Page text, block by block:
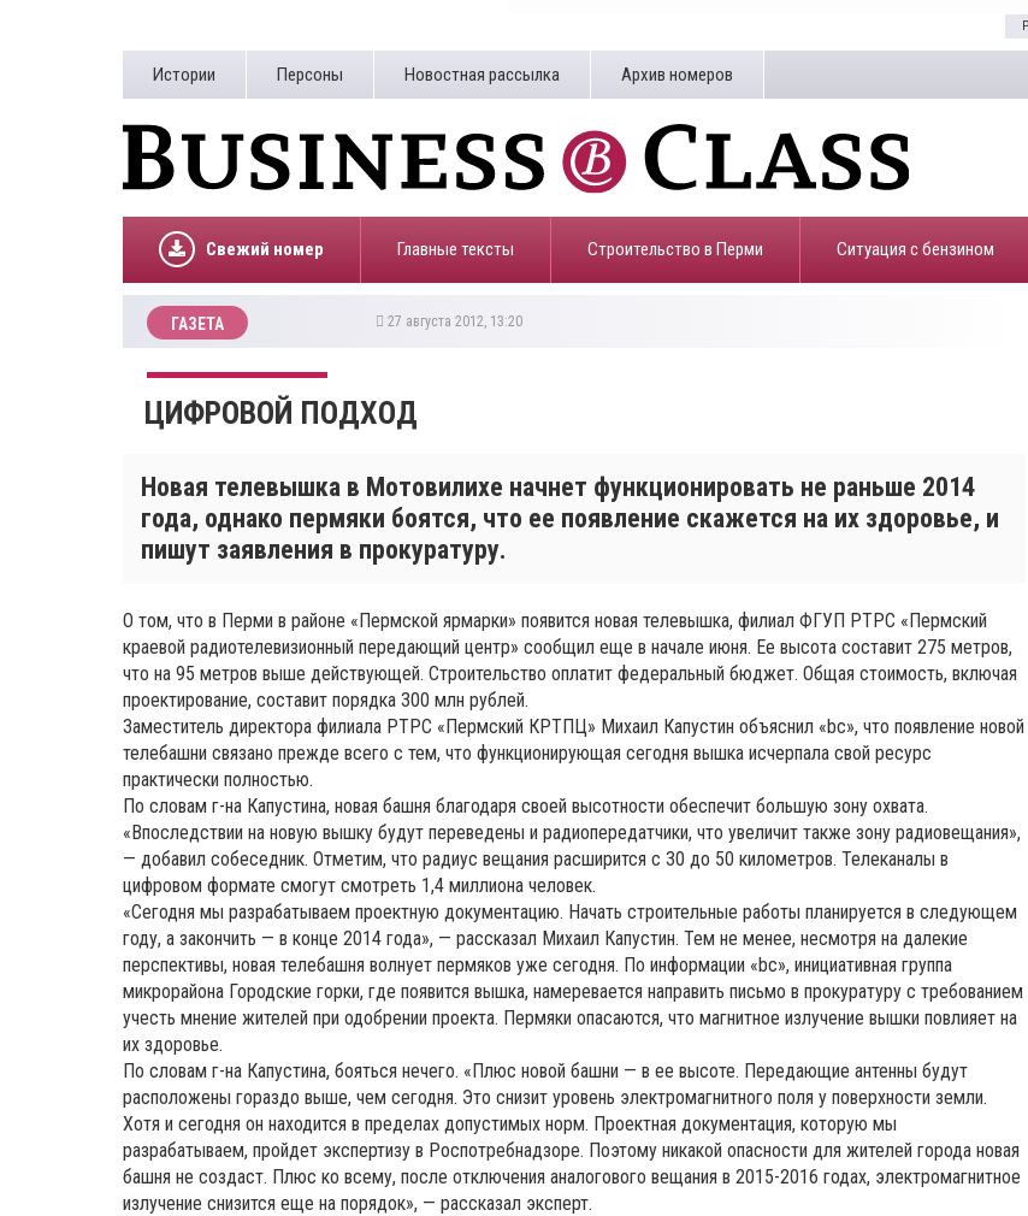
Истории Персоны Новостная рассылка Архив номеров
Свежий номер Главные тексты Строительство в Перми ​Ситуация с бензином
ГАЗЕТА 27 августа 2012, 13:20
ЦИФРОВОЙ ПОДХОД
Новая телевышка в Мотовилихе начнет функционировать не раньше 2014
года, однако пермяки боятся, что ее появление скажется на их здоровье, и
пишут заявления в прокуратуру.
О том, что в Перми в районе «Пермской ярмарки» появится новая телевышка, филиал ФГУП РТРС «Пермский
краевой радиотелевизионный передающий центр» сообщил еще в начале июня. Ее высота составит 275 метров,
что на 95 метров выше действующей. Строительство оплатит федеральный бюджет. Общая стоимость, включая
проектирование, составит порядка 300 млн рублей.
Заместитель директора филиала РТРС «Пермский КРТПЦ» Михаил Капустин объяснил «bc», что появление новой
телебашни связано прежде всего с тем, что функционирующая сегодня вышка исчерпала свой ресурс
практически полностью.
По словам г-на Капустина, новая башня благодаря своей высотности обеспечит большую зону охвата.
«Впоследствии на новую вышку будут переведены и радиопередатчики, что увеличит также зону радиовещания»,
— добавил собеседник. Отметим, что радиус вещания расширится с 30 до 50 километров. Телеканалы в
цифровом формате смогут смотреть 1,4 миллиона человек.
«Сегодня мы разрабатываем проектную документацию. Начать строительные работы планируется в следующем
году, а закончить — в конце 2014 года», — рассказал Михаил Капустин. Тем не менее, несмотря на далекие
перспективы, новая телебашня волнует пермяков уже сегодня. По информации «bc», инициативная группа
микрорайона Городские горки, где появится вышка, намеревается направить письмо в прокуратуру с требованием
учесть мнение жителей при одобрении проекта. Пермяки опасаются, что магнитное излучение вышки повлияет на
их здоровье.
По словам г-на Капустина, бояться нечего. «Плюс новой башни — в ее высоте. Передающие антенны будут
расположены гораздо выше, чем сегодня. Это снизит уровень электромагнитного поля у поверхности земли.
Хотя и сегодня он находится в пределах допустимых норм. Проектная документация, которую мы
разрабатываем, пройдет экспертизу в Роспотребнадзоре. Поэтому никакой опасности для жителей города новая
башня не создаст. Плюс ко всему, после отключения аналогового вещания в 2015-2016 годах, электромагнитное
излучение снизится еще на порядок», — рассказал эксперт.